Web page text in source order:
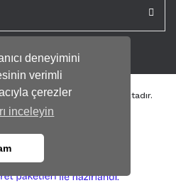
deneyimini
verimli
çerezler
inceleyin
SSL Sertifikası ile korunmaktadır.
e- ile